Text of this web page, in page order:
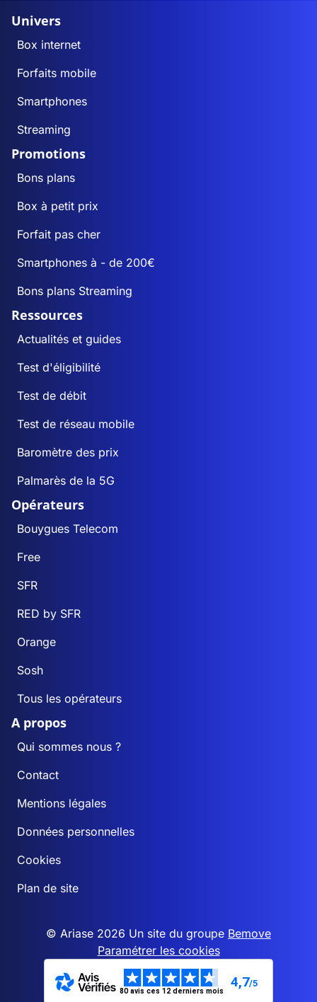
Univers
Box internet
Forfaits mobile
Smartphones
Streaming
Promotions
Bons plans
Box à petit prix
Forfait pas cher
Smartphones à - de 200€
Bons plans Streaming
Ressources
Actualités et guides
Test d'éligibilité
Test de débit
Test de réseau mobile
Baromètre des prix
Palmarès de la 5G
Opérateurs
Bouygues Telecom
Free
SFR
RED by SFR
Orange
Sosh
Tous les opérateurs
A propos
Qui sommes nous ?
Contact
Mentions légales
Données personnelles
Cookies
Plan de site
© Ariase 2026 Un site du groupe Bemove
Paramétrer les cookies
80 avis ces 12 derniers mois
4,7/5